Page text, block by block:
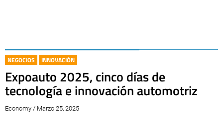
NEGOCIOS INNOVACIÓN
Expoauto 2025, cinco días de
tecnología e innovación automotriz
Economy / Marzo 25, 2025